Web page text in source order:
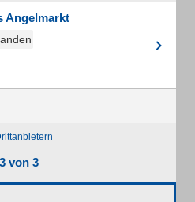
Angelmarkt
3 von 3